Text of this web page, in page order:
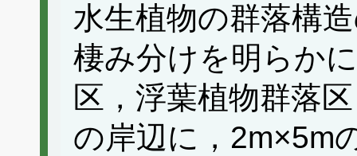
水生植物の群落構
棲み分けを明らか
区，浮葉植物群落
の岸辺に，2m×5m